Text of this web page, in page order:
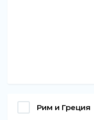
Рим и Греция